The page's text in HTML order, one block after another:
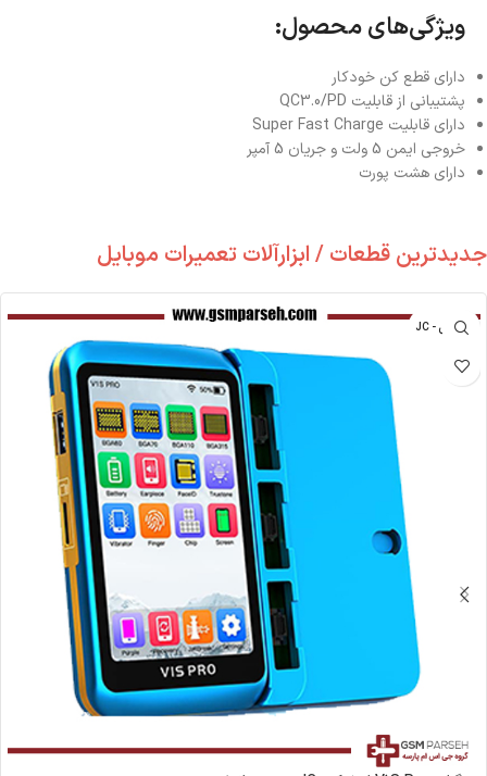
ویژگی‌های محصول:
دارای قطع کن خودکار
پشتیبانی از قابلیت QC3.0/PD
دارای قابلیت Super Fast Charge
خروجی ایمن 5 ولت و جریان 5 آمپر
دارای هشت پورت
جدیدترین قطعات / ابزارآلات تعمیرات موبایل
جی سی - JC